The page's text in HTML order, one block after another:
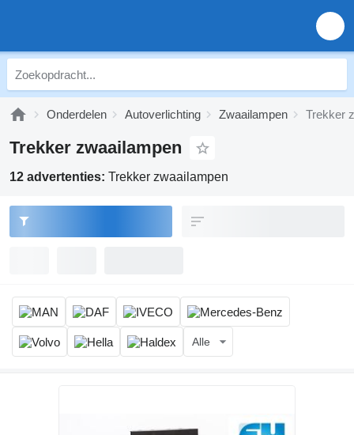
Onderdelen Autoverlichting Zwaailampen Trekker
Trekker zwaailampen
12 advertenties: Trekker zwaailampen
Alle